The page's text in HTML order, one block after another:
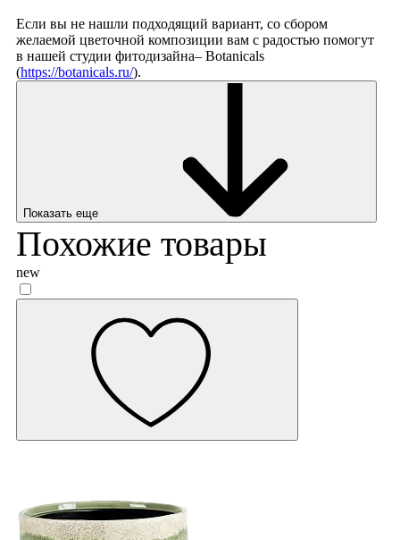
Если вы не нашли подходящий вариант, со сбором
желаемой цветочной композиции вам с радостью помогут
в нашей студии фитодизайна– Botanicals
(https://botanicals.ru/).
Показать еще
Похожие товары
new